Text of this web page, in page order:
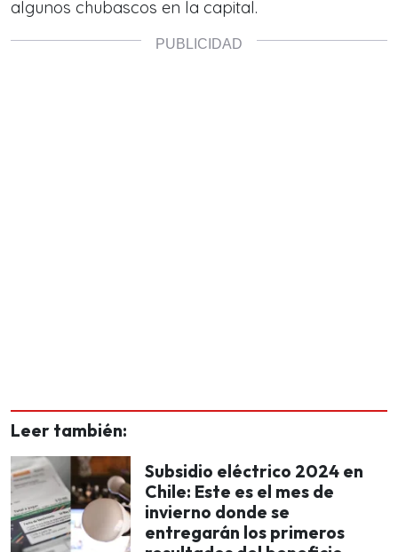
algunos chubascos en la capital.
Leer también:
Subsidio eléctrico 2024 en
Chile: Este es el mes de
invierno donde se
entregarán los primeros